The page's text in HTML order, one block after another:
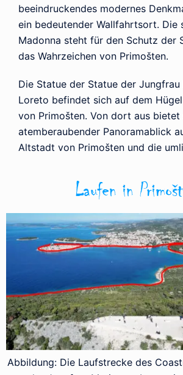
beeindruckendes modernes
ein bedeutender Wallfahrtsort. Die
Madonna steht für den Schutz der
das Wahrzeichen von Primošten.
Die Statue der Statue der
Loreto befindet sich auf dem
von Primošten. Von dort aus bietet
atemberaubender Panoramablick
Altstadt von Primošten und die
Laufen in
Abbildung: Die Laufstrecke des